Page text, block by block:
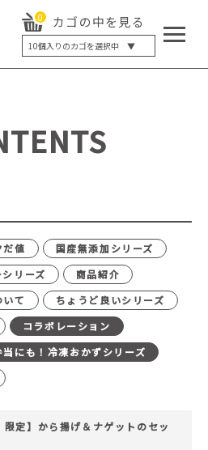
0 カゴの中を見る
10個入りのカゴを選択中 ▼
5個入り
20個入り
最大12%OFF
だ値
国産無添加シリーズ
シリーズ
商品紹介
て
ちょうど良いシリーズ
コラボレーション
当にも！冷凍おかずシリーズ
限定】から揚げ＆ナゲットのセッ